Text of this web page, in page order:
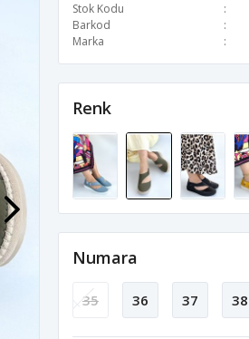
Stok Kodu
Barkod
Marka
Renk
Numara
35 36 37 38